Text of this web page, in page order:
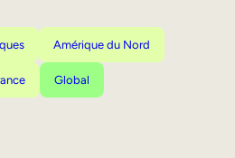
Amérique du Nord
Global